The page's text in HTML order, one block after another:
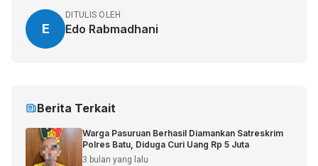
E
DITULIS OLEH
Edo Rabmadhani
Berita Terkait
Warga Pasuruan Berhasil Diamankan Satreskrim
Polres Batu, Diduga Curi Uang Rp 5 Juta
3 bulan yang lalu